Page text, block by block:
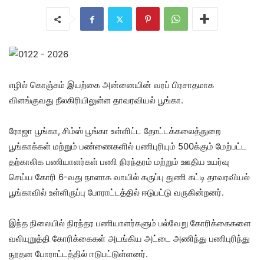
எழில் கொஞ்சும் இயற்கை அன்னையின் வரப் பிரசாதமாக
விளங்குவது நீலகிரியிலுள்ள தாவரவியல் பூங்கா.
ரோஜா பூங்கா, சிம்ஸ் பூங்கா உள்ளிட்ட தோட்டக்கலைத்துறை
பூங்காக்கள் மற்றும் பண்ணைகளில் பணிபுரியும் 500க்கும் மேற்பட்ட
தற்காலிக பணியாளர்கள் பணி நிரந்தரம் மற்றும் ஊதிய உயர்வு
செய்ய கோரி 6-வது நாளாக வாயில் கருப்பு துணி கட்டி தாவரவியல்
பூங்காவில் உள்ளிருப்பு போராட்டத்தில் ஈடுபட்டு வருகின்றனர்.
இந்த நிலையில் நிரந்தர பணியாளர்களும் பல்வேறு கோரிக்கைகளை
வலியுறுத்தி கோரிக்கைகள் அடங்கிய அட்டை அணிந்து பணிபுரிந்து
நூதன போராட்டத்தில் ஈடுபட்டுள்ளனர்.